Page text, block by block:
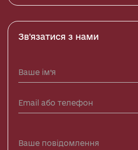
Зв'язатися з нами